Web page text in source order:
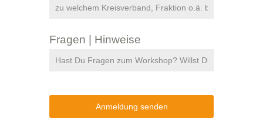
Fragen | Hinweise
Anmeldung senden